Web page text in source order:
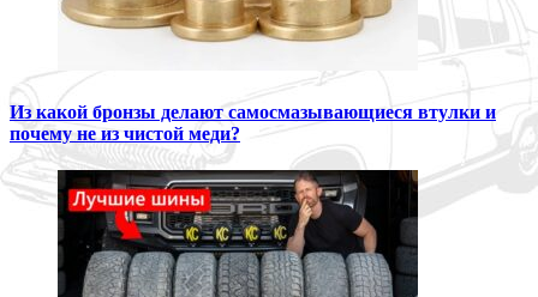
Из какой бронзы делают самосмазывающиеся втулки и
почему не из чистой меди?